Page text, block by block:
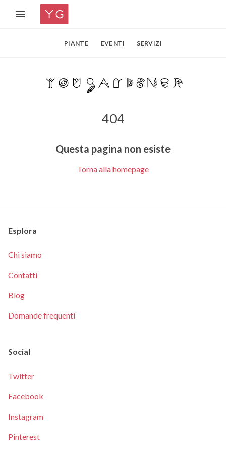
PIANTE EVENTI SERVIZI
404
Questa pagina non esiste
Torna alla homepage
Esplora
Chi siamo
Contatti
Blog
Domande frequenti
Social
Twitter
Facebook
Instagram
Pinterest